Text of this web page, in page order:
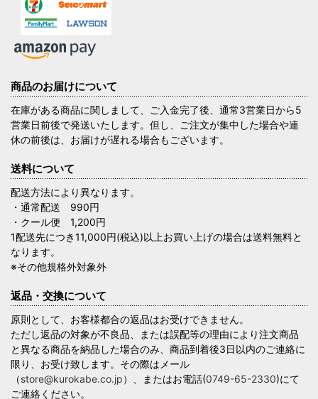
商品のお届けについて
在庫がある商品に関しまして、ご入金完了後、通常3営業日から5
営業日前後で発送いたします。但し、ご注文が集中した場合や連
休の前後は、お届けが遅れる場合もございます。
送料について
配送方法により異なります。
・通常配送 990円
・クール便 1,200円
1配送先につき11,000円(税込)以上お買い上げの場合は送料無料と
なります。
※その他規格外対象外
返品・交換について
原則として、お客様都合の返品はお受けできません。
ただし返品の対象が不良品、または誤配等の理由により注文商品
と異なる商品を納品した場合のみ、商品到着後3日以内のご連絡に
限り、お受け致します。その際はメール
（store@kurokabe.co.jp）、またはお電話(0749-65-2330)にて
ご連絡ください。